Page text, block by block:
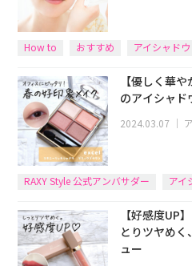
How to おすすめ アイシャドウ
【優しく華
のアイシャド
2024.03.07 ｜
RAXY Style 公式アンバサダー アイ
【好感度UP
とりツヤめ
ュー